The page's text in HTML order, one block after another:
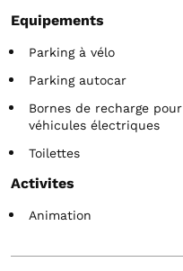
Equipements
Parking à vélo
Parking autocar
Bornes de recharge pour
véhicules électriques
Toilettes
Activites
Animation